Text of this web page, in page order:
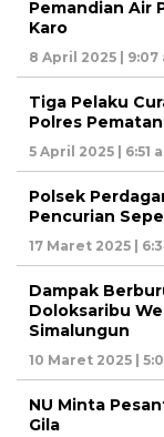
Pemandian Air
Karo
8 April 2025 | 9:07
Tiga Pelaku
Polres
5 April 2025 | 6:51
Polsek
Pencurian
17 Maret 2025 |
Dampak
Doloksaribu
Simalungun
10 Maret 2025 |
NU Minta
Gila